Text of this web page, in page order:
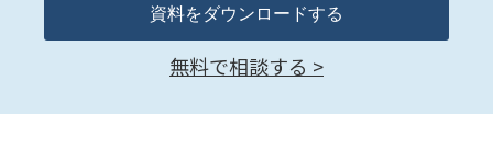
企業情報
資料をダウンロードする
無料で相談する >